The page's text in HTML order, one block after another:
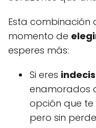
Esta combinación
momento de
esperes más:
Si eres
enamorados
opción que te
pero sin